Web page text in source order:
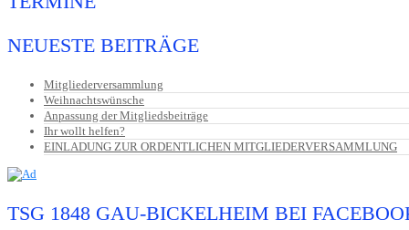
NEUESTE BEITRÄGE
Mitgliederversammlung
Weihnachtswünsche
Anpassung der Mitgliedsbeiträge
Ihr wollt helfen?
EINLADUNG ZUR ORDENTLICHEN MITGLIEDERVERSAMMLUNG
TSG 1848 GAU-BICKELHEIM BEI